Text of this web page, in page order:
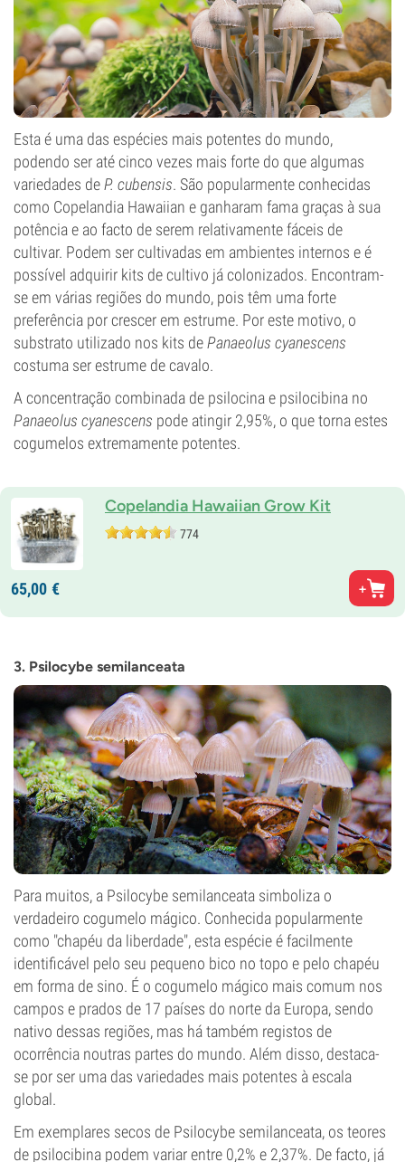
Esta é uma das espécies mais potentes do mundo,
podendo ser até cinco vezes mais forte do que algumas
variedades deP. cubensis. São popularmente conhecidas
como Copelandia Hawaiian e ganharam fama graças à sua
potência e ao facto de serem relativamente fáceis de
cultivar. Podem ser cultivadas em ambientes internos e é
possível adquirir kits de cultivo já colonizados. Encontram-
se em várias regiões do mundo, pois têm uma forte
preferência por crescer em estrume. Por este motivo, o
substrato utilizado nos kits dePanaeolus cyanescens
costuma ser estrume de cavalo.
A concentração combinada de psilocina e psilocibina no
Panaeolus cyanescens pode atingir 2,95%, o que torna estes
cogumelos extremamente potentes.
Copelandia Hawaiian Grow Kit
774
65,00 €
3. Psilocybe semilanceata
Para muitos, a Psilocybe semilanceata simboliza o
verdadeiro cogumelo mágico. Conhecida popularmente
como "chapéu da liberdade", esta espécie é facilmente
identificável pelo seu pequeno bico no topo e pelo chapéu
em forma de sino. É o cogumelo mágico mais comum nos
campos e prados de 17 países do norte da Europa, sendo
nativo dessas regiões, mas há também registos de
ocorrência noutras partes do mundo. Além disso, destaca-
se por ser uma das variedades mais potentes à escala
global.
Em exemplares secos de Psilocybe semilanceata, os teores
de psilocibina podem variar entre 0,2% e 2,37%. De facto, já